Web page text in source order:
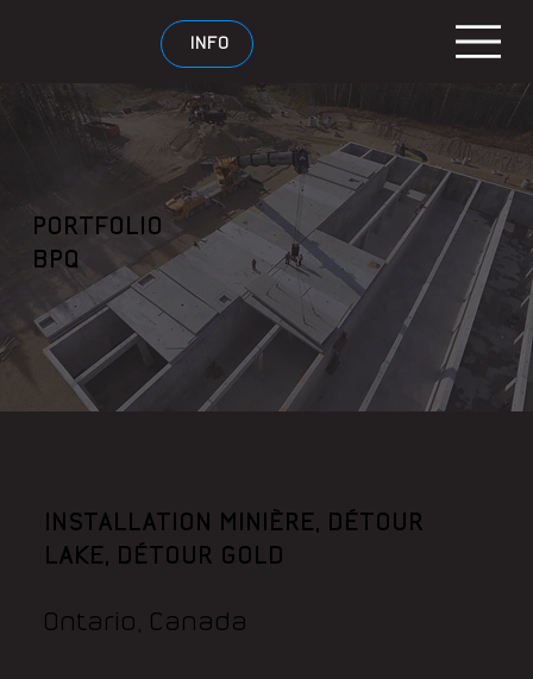
INFO
INSTALLATION MINIÈRE, DÉTOUR
LAKE, DÉTOUR GOLD
Ontario, Canada
PORTFOLIO
BPQ